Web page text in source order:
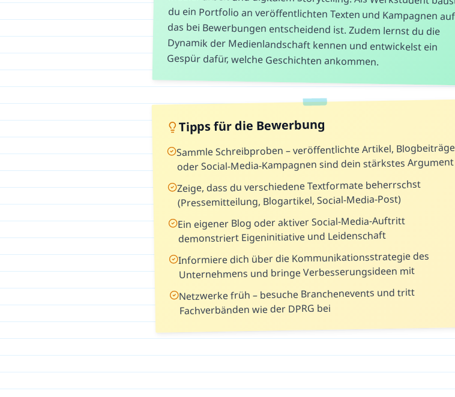
Gespür dafür, welche Geschichten ankommen.
Tipps für die Bewerbung
Sammle Schreibproben – veröffentlichte Artikel, Blogbeiträge
oder Social-Media-Kampagnen sind dein stärkstes Argument
Zeige, dass du verschiedene Textformate beherrschst
(Pressemitteilung, Blogartikel, Social-Media-Post)
Ein eigener Blog oder aktiver Social-Media-Auftritt
demonstriert Eigeninitiative und Leidenschaft
Informiere dich über die Kommunikationsstrategie des
Unternehmens und bringe Verbesserungsideen mit
Netzwerke früh – besuche Branchenevents und tritt
Fachverbänden wie der DPRG bei